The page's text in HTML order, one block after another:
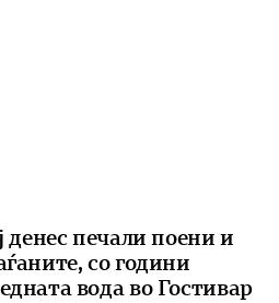
денес печали поени и
со години
вода во Гостивар